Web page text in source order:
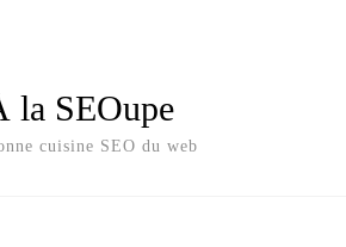
la SEOupe
cuisine SEO du web